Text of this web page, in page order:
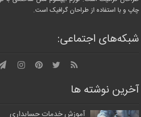
چاپ و با استفاده از طراحان گرافیک است.
شبکه‌های اجتماعی:
آخرین نوشته ها
آموزش خدمات حسابداری